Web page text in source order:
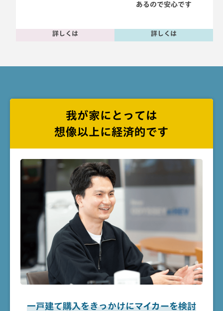
詳しくは
あるので安心です
詳しくは
我が家にとっては
想像以上に経済的です
一戸建て購入をきっかけにマイカーを検討